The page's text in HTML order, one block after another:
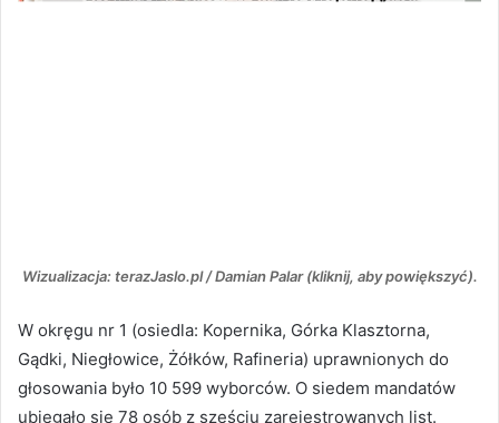
Wizualizacja: terazJaslo.pl / Damian Palar (kliknij, aby powiększyć).
W okręgu nr 1 (osiedla: Kopernika, Górka Klasztorna,
Gądki, Niegłowice, Żółków, Rafineria) uprawnionych do
głosowania było 10 599 wyborców. O siedem mandatów
ubiegało się 78 osób z sześciu zarejestrowanych list.